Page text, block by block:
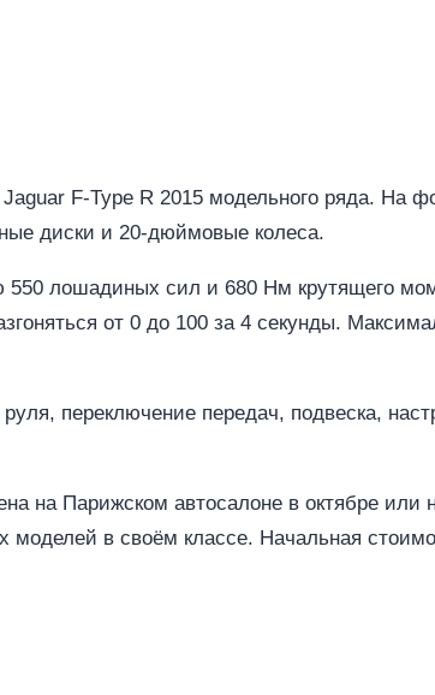
F-Type R 2015 модельного ряда. На
диски и 20-дюймовые колеса.
лошадиных сил и 680 Нм крутящего
от 0 до 100 за 4 секунды.
переключение передач, подвеска,
на Парижском автосалоне в октябре или
в своём классе. Начальная